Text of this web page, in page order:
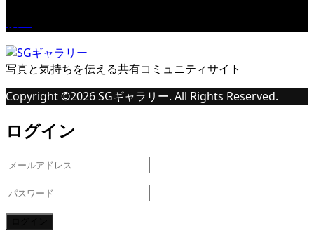
写真と気持ちを伝える共有コミュニティサイト
Copyright ©2026SGギャラリー. All Rights Reserved.
ログイン